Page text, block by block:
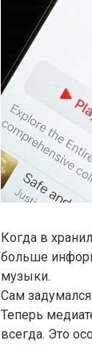
Когда в
больше
музыки.
Сам задумался
Теперь
всегда. Это